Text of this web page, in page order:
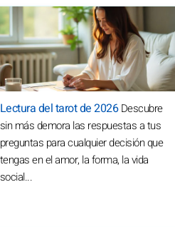
Lectura del tarot de 2026 Descubre
sin más demora las respuestas a tus
preguntas para cualquier decisión que
tengas en el amor, la forma, la vida
social...